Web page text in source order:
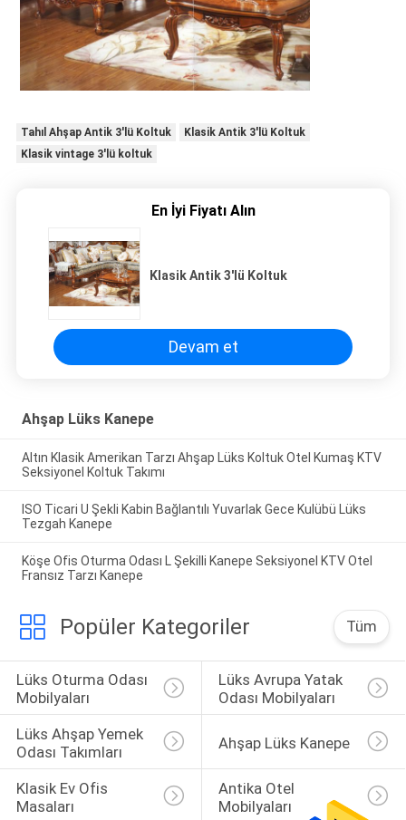
Tahıl Ahşap Antik 3'lü Koltuk
Klasik Antik 3'lü Koltuk
Klasik vintage 3'lü koltuk
En İyi Fiyatı Alın
Klasik Antik 3'lü Koltuk
Devam et
Ahşap Lüks Kanepe
Altın Klasik Amerikan Tarzı Ahşap Lüks Koltuk Otel Kumaş KTV
Seksiyonel Koltuk Takımı
ISO Ticari U Şekli Kabin Bağlantılı Yuvarlak Gece Kulübü Lüks
Tezgah Kanepe
Köşe Ofis Oturma Odası L Şekilli Kanepe Seksiyonel KTV Otel
Fransız Tarzı Kanepe
Popüler Kategoriler Tüm
Lüks Oturma Odası
Mobilyaları
Lüks Avrupa Yatak
Odası Mobilyaları
Lüks Ahşap Yemek
Odası Takımları
Ahşap Lüks Kanepe
Klasik Ev Ofis
Masaları
Antika Otel
Mobilyaları